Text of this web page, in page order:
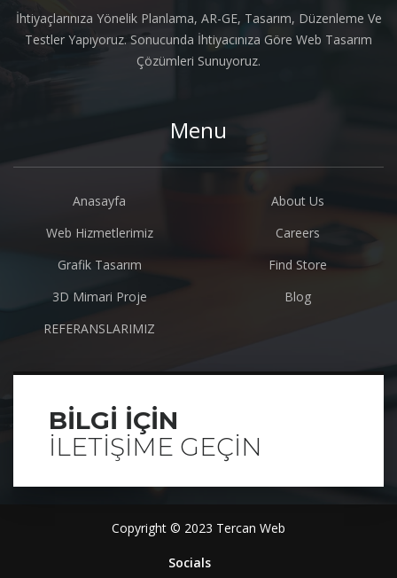
İhtiyaçlarınıza Yönelik Planlama, AR-GE, Tasarım, Düzenleme Ve
Testler Yapıyoruz. Sonucunda İhtiyacınıza Göre Web Tasarım
Çözümleri Sunuyoruz.
Menu
Anasayfa
Web Hizmetlerimiz
Grafik Tasarım
3D Mimari Proje
REFERANSLARIMIZ
About Us
Careers
Find Store
Blog
BILGI IÇIN
ILETIŞIME GEÇIN
Copyright © 2023 Tercan Web
Socials